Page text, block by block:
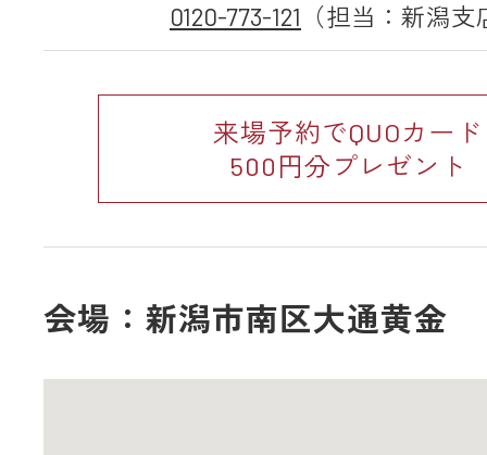
0120-773-121 （担当：新潟支
来場予約でQUOカード
500円分プレゼント
会場：新潟市南区大通黄金